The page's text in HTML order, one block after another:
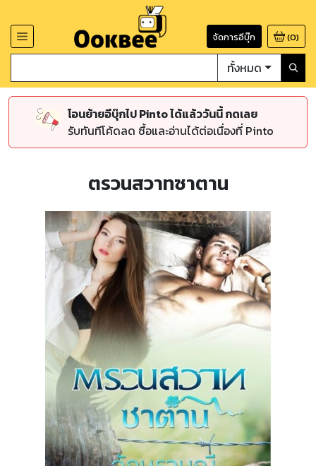
จัดการอีบุ๊ก (0)
ทั้งหมด
โอนย้ายอีบุ๊กไป Pinto ได้แล้ววันนี้ กดเลย
รับทันทีโค้ดลด ซื้อและอ่านได้ต่อเนื่องที่ Pinto
ตรวนสวาทซาตาน